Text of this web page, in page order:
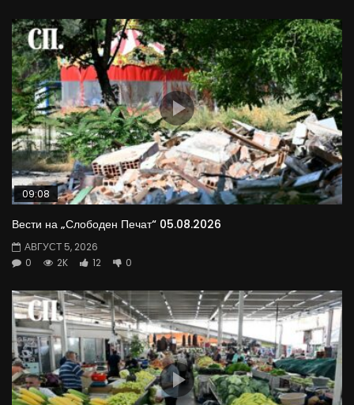
09:08
Вести на „Слободен Печат“ 05.08.2026
АВГУСТ 5, 2026
0
2K 12 0